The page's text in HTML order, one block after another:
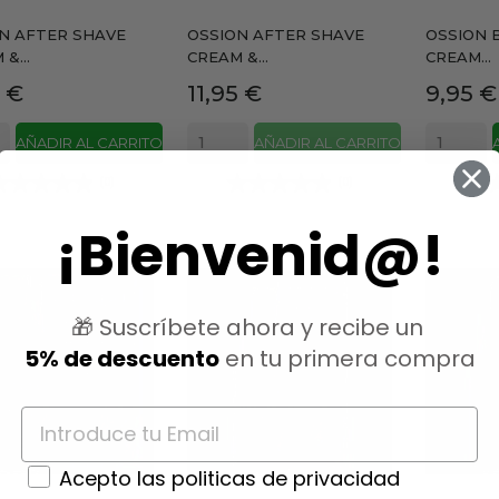
AFTER SHAVE
&...
€
AÑADIR AL CARRITO
OSSION AFTER SHAVE
CREAM &...
Precio
11,95 €
AÑADIR AL CARRITO
OSSION
CREAM...
Precio
9,95 €
¡Bienvenid@!
🎁 Suscríbete ahora y recibe un
5% de descuentoen tu primera compra
Acepto las politicas de privacidad